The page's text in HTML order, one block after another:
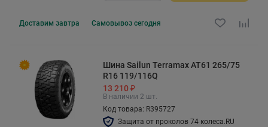
Доставим завтра Самовывоз сегодня
Шина Sailun Terramax AT61 265/75
R16 119/116Q
13 210 ₽
В наличии 2 шт.
Код товара: R395727
Защита от проколов 74 колеса.RU